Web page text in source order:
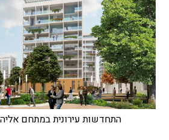
התחדשות עירונית במתחם